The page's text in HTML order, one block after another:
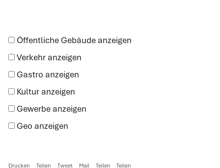
Öffentliche Gebäude anzeigen
Verkehr anzeigen
Gastro anzeigen
Kultur anzeigen
Gewerbe anzeigen
Geo anzeigen
Drucken Teilen Tweet Mail Teilen Teilen